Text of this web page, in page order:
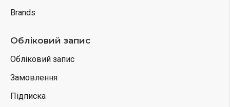
Brands
Обліковий запис
Обліковий запис
Замовлення
Підписка